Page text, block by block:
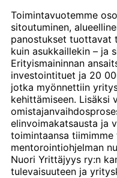
Toimintavuotemme
sitoutuminen,
panostukset tuottavat
kuin asukkaillekin – ja
Erityismaininnan
investointituet ja 20
jotka myönnettiin
kehittämiseen. Lisäksi
elinvoimakatsausta ja
toimintaansa
mentorointiohjelman
Nuori Yrittäjyys ry:n
tulevaisuuteen ja